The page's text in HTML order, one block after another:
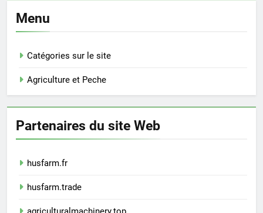
Menu
Catégories sur le site
Agriculture et Peche
Partenaires du site Web
husfarm.fr
husfarm.trade